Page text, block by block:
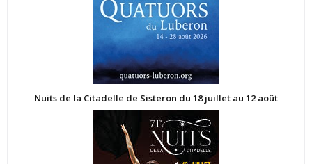
Nuits de la Citadelle de Sisteron du 18 juillet au 12 août